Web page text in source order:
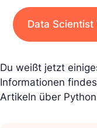
Data
Du weißt jetzt
Informationen
Artikeln über